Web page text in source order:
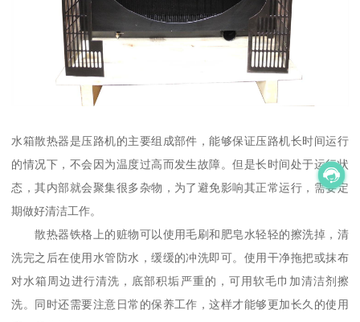
水箱散热器是压路机的主要组成部件，能够保证压路机长时间运行
的情况下，不会因为温度过高而发生故障。但是长时间处于运行状
态，其内部就会聚集很多杂物，为了避免影响其正常运行，需要定
期做好清洁工作。
散热器铁格上的赃物可以使用毛刷和肥皂水轻轻的擦洗掉，清
洗完之后在使用水管防水，缓缓的冲洗即可。使用干净拖把或抹布
对水箱周边进行清洗，底部积垢严重的，可用软毛巾加清洁剂擦
洗。同时还需要注意日常的保养工作，这样才能够更加长久的使用